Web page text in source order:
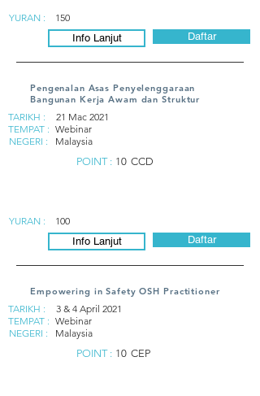
YURAN :
150
Info Lanjut
Daftar
Pengenalan Asas Penyelenggaraan
Bangunan Kerja Awam dan Struktur
TARIKH :
21 Mac 2021
TEMPAT : Webinar
NEGERI :
Malaysia
POINT : 10 CCD
YURAN :
100
Info Lanjut
Daftar
Empowering in Safety OSH Practitioner
TARIKH :
3 & 4 April 2021
TEMPAT : Webinar
NEGERI :
Malaysia
POINT : 10 CEP